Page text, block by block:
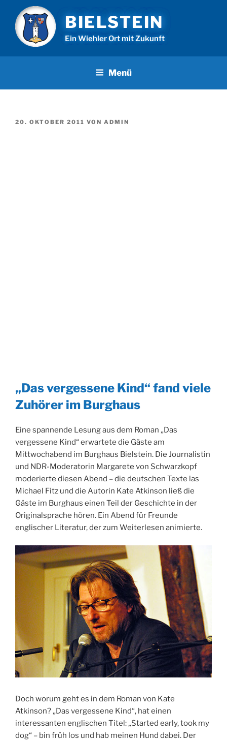
Inhalt
springen
BIELSTEIN
Ein Wiehler Ort mit Zukunft
Menü
VERÖFFENTLICHT
20. OKTOBER 2011 VON ADMIN
„Das vergessene Kind“ fand viele
Zuhörer im Burghaus
Eine spannende Lesung aus dem Roman „Das
vergessene Kind“ erwartete die Gäste am
Mittwochabend im Burghaus Bielstein. Die Journalistin
und NDR-Moderatorin Margarete von Schwarzkopf
moderierte diesen Abend – die deutschen Texte las
Michael Fitz und die Autorin Kate Atkinson ließ die
Gäste im Burghaus einen Teil der Geschichte in der
Originalsprache hören. Ein Abend für Freunde
englischer Literatur, der zum Weiterlesen animierte.
Doch worum geht es in dem Roman von Kate
Atkinson? „Das vergessene Kind“, hat einen
interessanten englischen Titel: „Started early, took my
dog“ – bin früh los und hab meinen Hund dabei. Der